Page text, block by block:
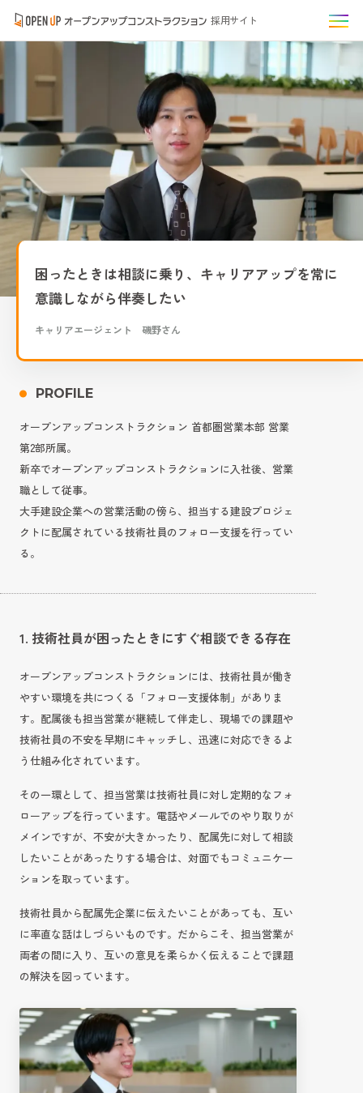
採用サイト
困ったときは相談に乗り、キャリアアップを常に
意識しながら伴奏したい
キャリアエージェント 磯野さん
PROFILE
オープンアップコンストラクション 首都圏営業本部 営業
第2部所属。
新卒でオープンアップコンストラクションに入社後、営業
職として従事。
大手建設企業への営業活動の傍ら、担当する建設プロジェ
クトに配属されている技術社員のフォロー支援を行ってい
る。
1. 技術社員が困ったときにすぐ相談できる存在
オープンアップコンストラクションには、技術社員が働き
やすい環境を共につくる「フォロー支援体制」がありま
す。配属後も担当営業が継続して伴走し、現場での課題や
技術社員の不安を早期にキャッチし、迅速に対応できるよ
う仕組み化されています。
その一環として、担当営業は技術社員に対し定期的なフォ
ローアップを行っています。電話やメールでのやり取りが
メインですが、不安が大きかったり、配属先に対して相談
したいことがあったりする場合は、対面でもコミュニケー
ションを取っています。
技術社員から配属先企業に伝えたいことがあっても、互い
に率直な話はしづらいものです。だからこそ、担当営業が
両者の間に入り、互いの意見を柔らかく伝えることで課題
の解決を図っています。